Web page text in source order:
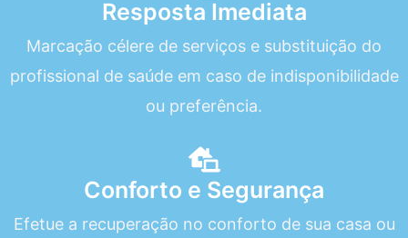
Resposta Imediata
Marcação célere de serviços e substituição do
profissional de saúde em caso de indisponibilidade
ou preferência.
Conforto e Segurança
Efetue a recuperação no conforto de sua casa ou